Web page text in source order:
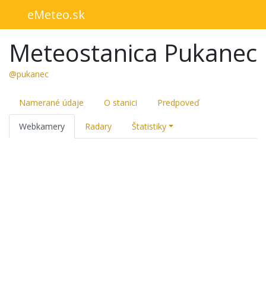
eMeteo.sk
Meteostanica Pukanec
@pukanec
Namerané údaje O stanici Predpoveď
Webkamery Radary Štatistiky